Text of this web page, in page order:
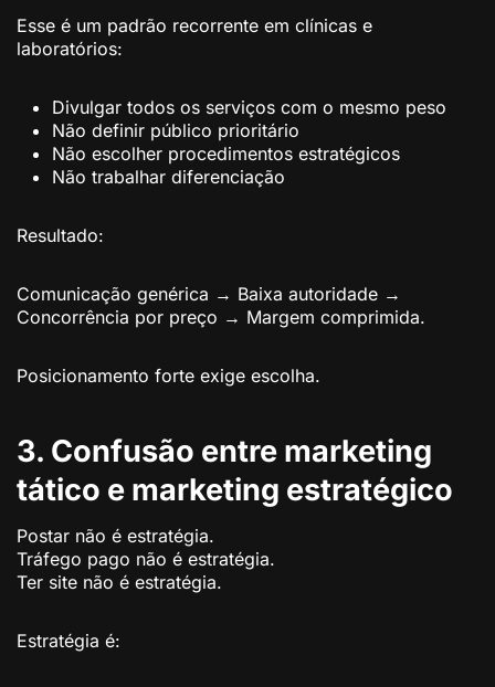
Esse é um padrão recorrente em clínicas e
laboratórios:
Divulgar todos os serviços com o mesmo peso
Não definir público prioritário
Não escolher procedimentos estratégicos
Não trabalhar diferenciação
Resultado:
Comunicação genérica → Baixa autoridade →
Concorrência por preço → Margem comprimida.
Posicionamento forte exige escolha.
3. Confusão entre marketing
tático e marketing estratégico
Postar não é estratégia.
Tráfego pago não é estratégia.
Ter site não é estratégia.
Estratégia é: